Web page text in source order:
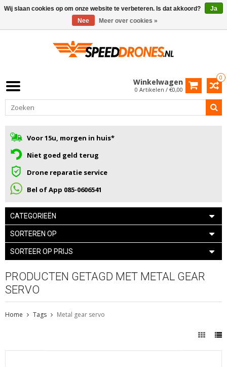
0
Winkelwagen
0 Artikelen / €0,00
Voor 15u, morgen in huis*
Niet goed geld terug
Drone reparatie service
Bel of App 085-0606541
CATEGORIEËN
SORTEREN OP
SORTEER OP PRIJS
PRODUCTEN GETAGD MET METAL GEAR
SERVO
Home Tags Metal gear servo
Wij slaan cookies op om onze website te verbeteren. Is dat akkoord?
Ja
Nee
Meer over cookies »